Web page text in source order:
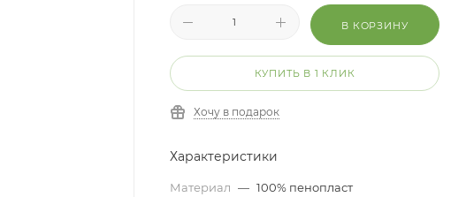
В КОРЗИНУ
КУПИТЬ В 1 КЛИК
Хочу в подарок
Характеристики
Материал — 100% пенопласт